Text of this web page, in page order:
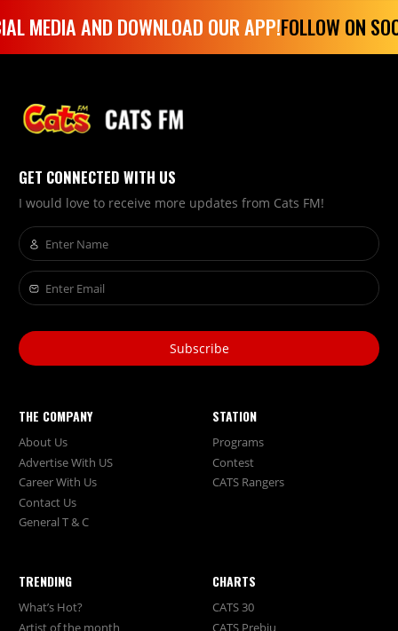
MEDIA AND DOWNLOAD OUR APP!FOLLOW ON
GET CONNECTED WITH US
I would love to receive more updates from Cats FM!
Subscribe
THE COMPANY
About Us
Advertise With US
Career With Us
Contact Us
General T & C
STATION
Programs
Contest
CATS Rangers
TRENDING
What’s Hot?
Artist of the month
CHARTS
CATS 30
CATS Prebiu